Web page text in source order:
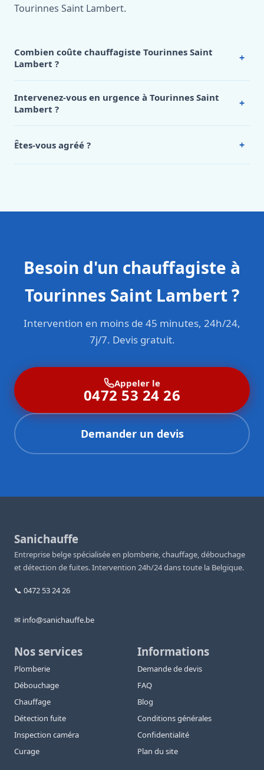
Tourinnes Saint Lambert.
Combien coûte chauffagiste Tourinnes Saint
Lambert ?
+
Tourinnes Saint Lambert, appelez le 0472 53 24 26.
Intervenez-vous en urgence à Tourinnes Saint
Lambert ?
+
Êtes-vous agréé ? +
Besoin d'un chauffagiste à
Tourinnes Saint Lambert ?
Intervention en moins de 45 minutes, 24h/24,
7j/7. Devis gratuit.
Appeler le
0472 53 24 26
Demander un devis
Sanichauffe
Entreprise belge spécialisée en plomberie, chauffage, débouchage
et détection de fuites. Intervention 24h/24 dans toute la Belgique.
📞 0472 53 24 26
✉ info@sanichauffe.be
Nos services
Plomberie
Débouchage
Chauffage
Détection fuite
Inspection caméra
Curage
Informations
Demande de devis
FAQ
Blog
Conditions générales
Confidentialité
Plan du site